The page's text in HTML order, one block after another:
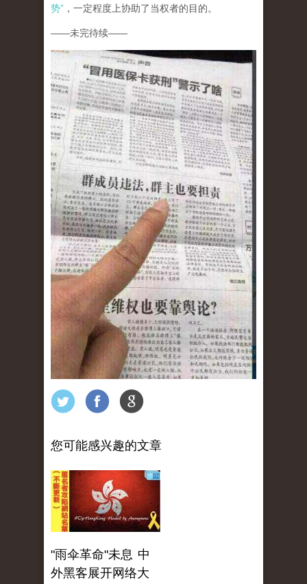
势” ，一定程度上协助了当权者的目的。
——未完待续——
您可能感兴趣的文章
"雨伞革命"未息 中
外黑客展开网络大